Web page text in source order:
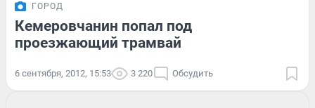
ГОРОД
Кемеровчанин попал под
проезжающий трамвай
6 сентября, 2012, 15:53 3 220 Обсудить